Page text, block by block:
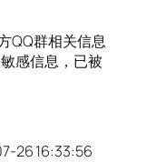
QQ群相关信息
感信息，已被
26 16:33:56